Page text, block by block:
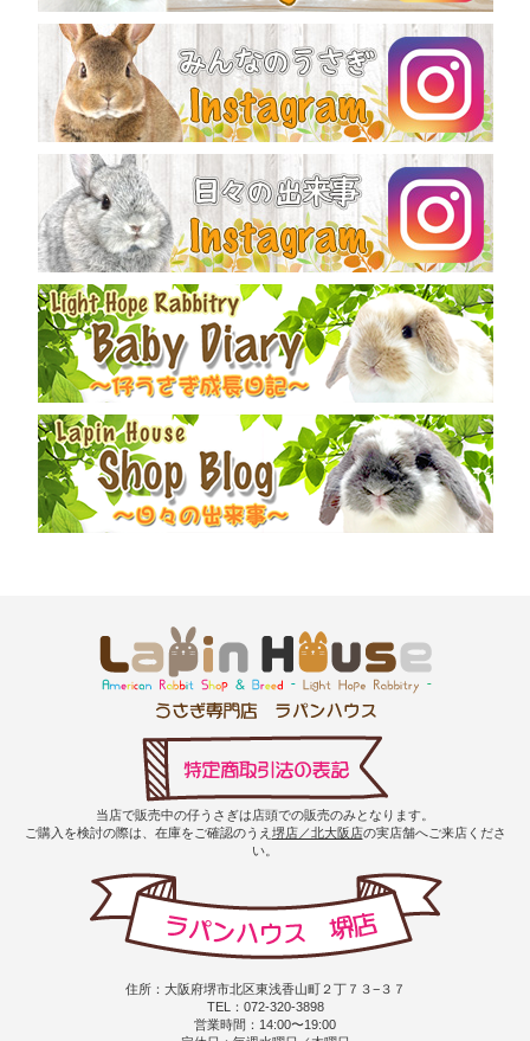
当店で販売中の仔うさぎは店頭での販売のみとなります。
ご購入を検討の際は、在庫をご確認のうえ 堺店／北大阪店の実店舗へご来店くださ
い。
住所：大阪府堺市北区東浅香山町２丁７３−３７
TEL：072-320-3898
営業時間：14:00〜19:00